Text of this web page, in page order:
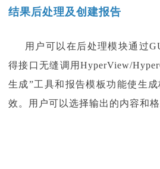
结果后处理及创建报告
用户可以在后处理模块通过
得接口无缝调用HyperView/
生成”工具和报告模板功能使生
效。用户可以选择输出的内容和格